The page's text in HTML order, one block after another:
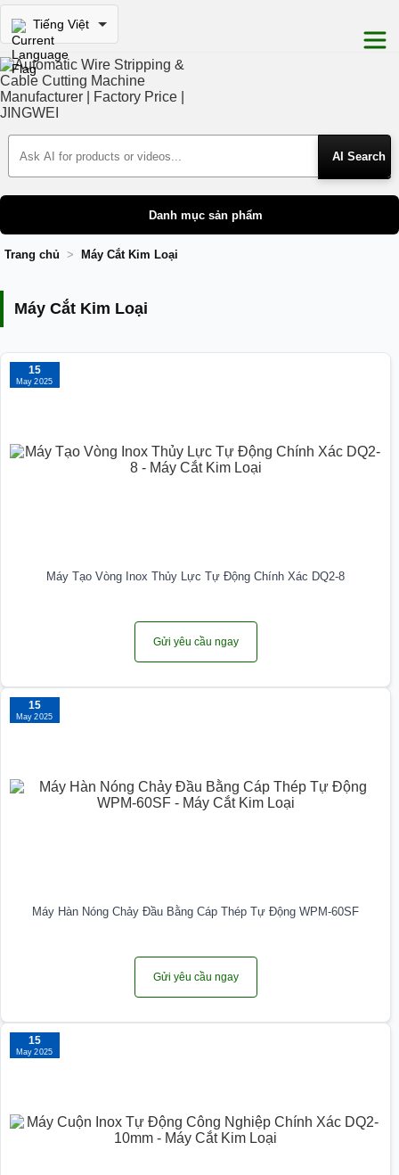
Tiếng Việt
Search Products
Danh mục sản phẩm
Trang chủ Máy Cắt Kim Loại
Máy Cắt Kim Loại
15
May 2025
Máy Tạo Vòng Inox Thủy Lực Tự Động Chính Xác DQ2-8
Gửi yêu cầu ngay
15
May 2025
Máy Hàn Nóng Chảy Đầu Bằng Cáp Thép Tự Động WPM-60SF
Gửi yêu cầu ngay
15
May 2025